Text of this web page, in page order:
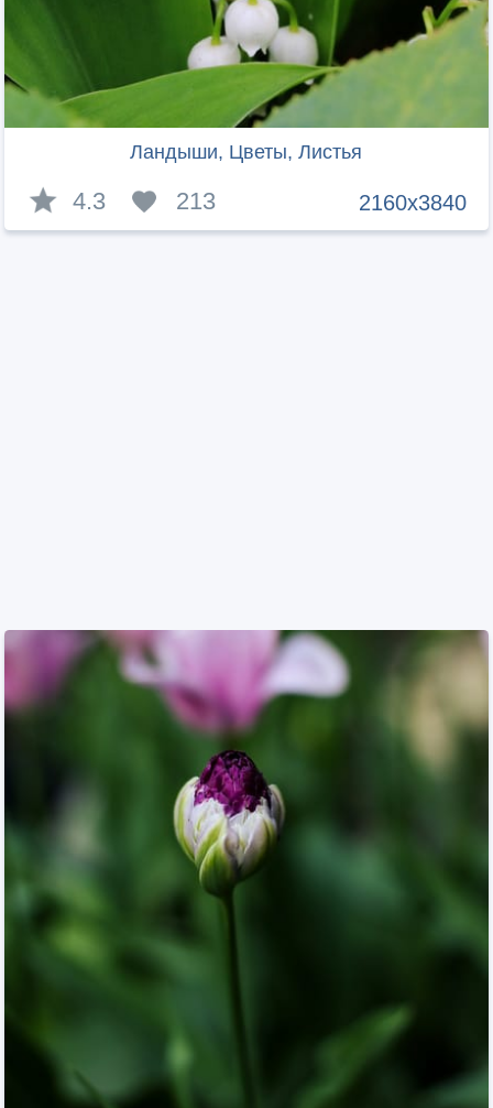
Ландыши, Цветы, Листья
2160x3840
4.3 213